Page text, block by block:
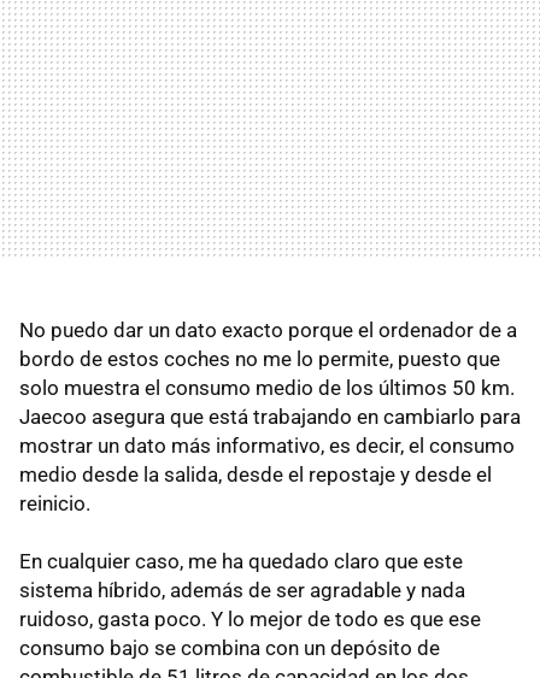
No puedo dar un dato exacto porque el ordenador de a
bordo de estos coches no me lo permite, puesto que
solo muestra el consumo medio de los últimos 50 km.
Jaecoo asegura que está trabajando en cambiarlo para
mostrar un dato más informativo, es decir, el consumo
medio desde la salida, desde el repostaje y desde el
reinicio.
En cualquier caso, me ha quedado claro que este
sistema híbrido, además de ser agradable y nada
ruidoso, gasta poco. Y lo mejor de todo es que ese
consumo bajo se combina con un depósito de